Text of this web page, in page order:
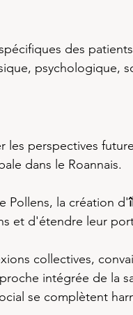
des
psychologique,
les perspectives
dans le Roannais.
Pollens, la création d'
et d'étendre leur
collectives,
intégrée de la
se complètent